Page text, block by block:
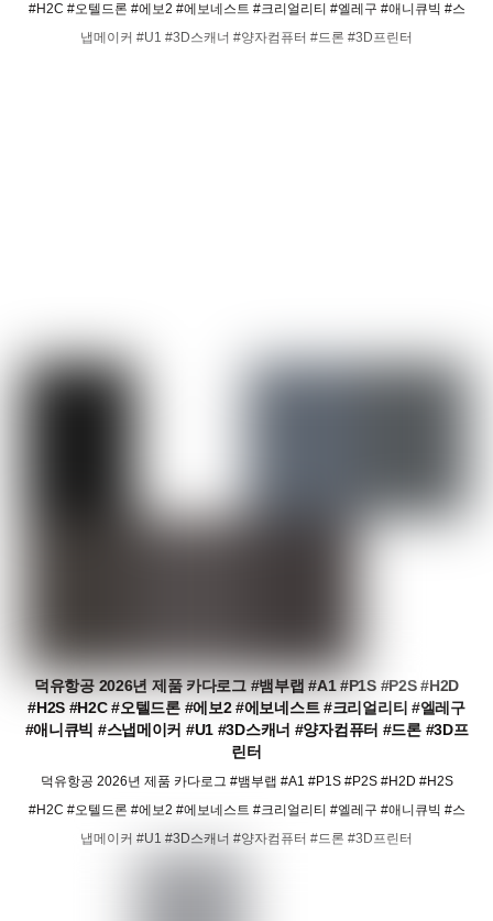
#H2C #오텔드론 #에보2 #에보네스트 #크리얼리티 #엘레구 #애니큐빅 #스
냅메이커 #U1 #3D스캐너 #양자컴퓨터 #드론 #3D프린터
덕유항공 2026년 제품 카다로그 #뱀부랩 #A1 #P1S #P2S #H2D
#H2S #H2C #오텔드론 #에보2 #에보네스트 #크리얼리티 #엘레구
#애니큐빅 #스냅메이커 #U1 #3D스캐너 #양자컴퓨터 #드론 #3D프
린터
덕유항공 2026년 제품 카다로그 #뱀부랩 #A1 #P1S #P2S #H2D #H2S
#H2C #오텔드론 #에보2 #에보네스트 #크리얼리티 #엘레구 #애니큐빅 #스
냅메이커 #U1 #3D스캐너 #양자컴퓨터 #드론 #3D프린터